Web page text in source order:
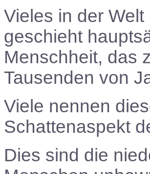
Vieles in der
geschieht
Menschheit, das
Tausenden von
Viele nennen
Schattenaspekt
Dies sind die